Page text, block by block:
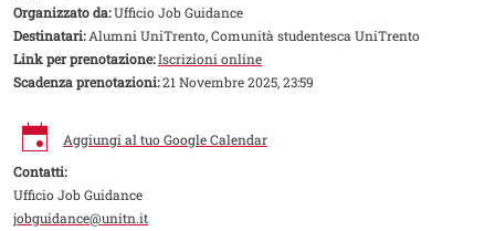
Organizzato da:Ufficio Job Guidance
Destinatari:Alumni UniTrento, Comunità studentesca UniTrento
Link per prenotazione:Iscrizioni online
Scadenza prenotazioni:21 Novembre 2025, 23:59
Aggiungi al tuo Google Calendar
Contatti:
Ufficio Job Guidance
jobguidance@unitn.it